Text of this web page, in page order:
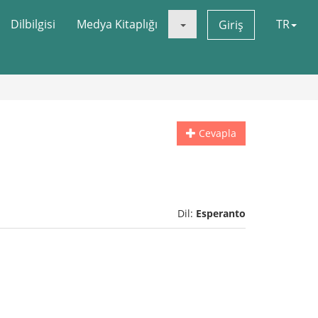
Dilbilgisi Medya Kitaplığı Giriş TR
Cevapla
Dil: Esperanto